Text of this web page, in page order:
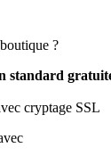
?
standard
cryptage SSL